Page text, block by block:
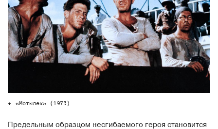
«Мотылек» (1973)
Предельным образцом несгибаемого героя становится